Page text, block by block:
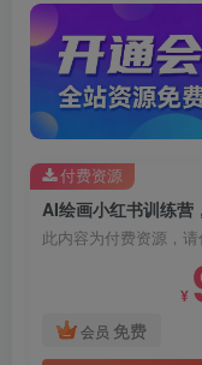
此内容为付费资源，
¥
会员 免费
付费资源